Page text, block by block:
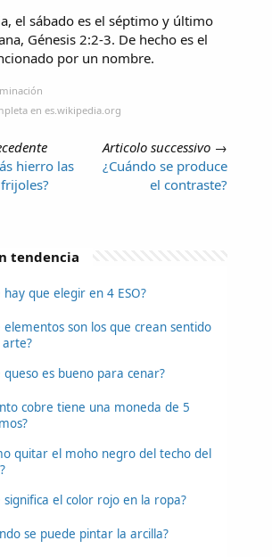
el sábado es el séptimo y último
Génesis 2:2-3. De hecho es el
por un nombre.
en es.wikipedia.org
hierro las
Articolo successivo →
¿Cuándo se produce
el contraste?
tendencia
hay que elegir en 4 ESO?
elementos son los que crean sentido
queso es bueno para cenar?
cobre tiene una moneda de 5
quitar el moho negro del techo del
significa el color rojo en la ropa?
se puede pintar la arcilla?